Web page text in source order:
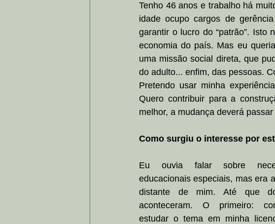
Tenho 46 anos e trabalho há
idade ocupo cargos de
garantir o lucro do “patrão”. Isto
economia do país. Mas eu
uma missão social direta, que
do adulto... enfim, das pessoas.
Pretendo usar minha
Quero contribuir para a
melhor, a mudança deverá
Como surgiu o interesse por
Eu ouvia falar sobre
educacionais especiais, mas era
distante de mim. Até que
aconteceram. O primeiro:
estudar o tema em minha